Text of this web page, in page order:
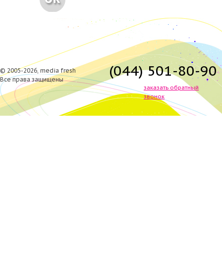
© 2005-2026, media fresh
Все права защищены
(044) 501-80-90
заказать обратный
звонок